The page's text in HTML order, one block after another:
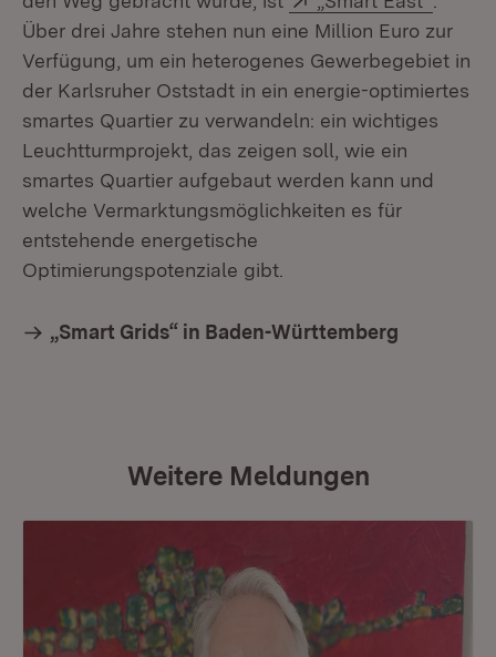
Über drei Jahre stehen nun eine Million Euro zur
Verfügung, um ein heterogenes Gewerbegebiet in
der Karlsruher Oststadt in ein energie-optimiertes
smartes Quartier zu verwandeln: ein wichtiges
Leuchtturmprojekt, das zeigen soll, wie ein
smartes Quartier aufgebaut werden kann und
welche Vermarktungsmöglichkeiten es für
entstehende energetische
Optimierungspotenziale gibt.
„Smart Grids“ in Baden-Württemberg
Weitere Meldungen